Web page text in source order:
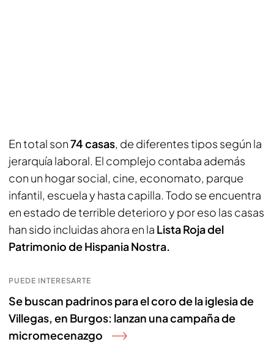
En total son74 casas, de diferentes tipos según la
jerarquía laboral. El complejo contaba además
con un hogar social, cine, economato, parque
infantil, escuela y hasta capilla. Todo se encuentra
en estado de terrible deterioro y por eso las casas
han sido incluidas ahora en la Lista Roja del
Patrimonio de Hispania Nostra.
PUEDE INTERESARTE
Se buscan padrinos para el coro de la iglesia de
Villegas, en Burgos: lanzan una campaña de
micromecenazgo